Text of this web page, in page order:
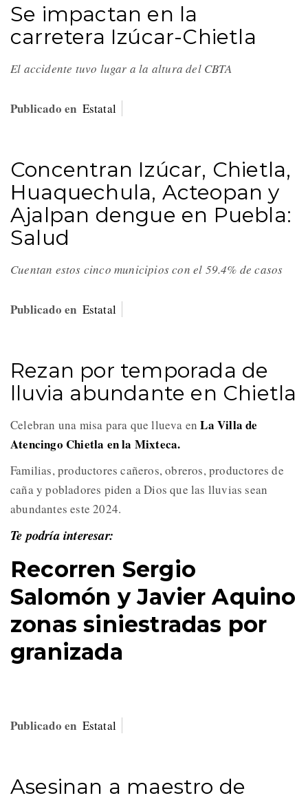
Se impactan en la
carretera Izúcar-Chietla
El accidente tuvo lugar a la altura del CBTA
Publicado en Estatal
Concentran Izúcar, Chietla,
Huaquechula, Acteopan y
Ajalpan dengue en Puebla:
Salud
Cuentan estos cinco municipios con el 59.4% de casos
Publicado en Estatal
Rezan por temporada de
lluvia abundante en Chietla
Celebran una misa para que llueva enLa Villa de
Atencingo Chietla en la Mixteca.
Familias, productores cañeros, obreros, productores de
caña y pobladores piden a Dios que las lluvias sean
abundantes este 2024.
Te podría interesar:
Recorren Sergio
Salomón y Javier Aquino
zonas siniestradas por
granizada
Publicado en Estatal
Asesinan a maestro de